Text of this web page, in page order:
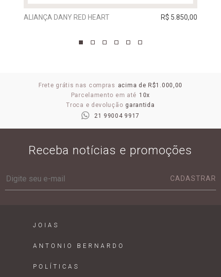
ALIANÇA DANY RED HEART R$ 5.850,00
Frete grátis nas compras acima de R$1.000,00
Parcelamento em até 10x
Troca e devolução garantida
21 99004 9917
Receba notícias e promoções
CADASTRAR
JOIAS
ANTONIO BERNARDO
POLÍTICAS